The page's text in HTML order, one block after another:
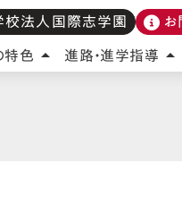
校法人国際志学園
色 arrow_drop_up 進路・進学指導 arrow_drop_up